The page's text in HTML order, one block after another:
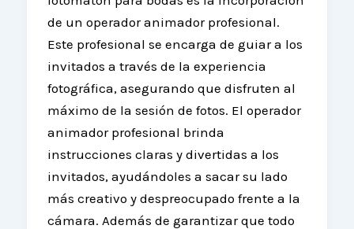
de un operador animador profesional.
Este profesional se encarga de guiar a los
invitados a través de la experiencia
fotográfica, asegurando que disfruten al
máximo de la sesión de fotos. El operador
animador profesional brinda
instrucciones claras y divertidas a los
invitados, ayudándoles a sacar su lado
más creativo y despreocupado frente a la
cámara. Además de garantizar que todo